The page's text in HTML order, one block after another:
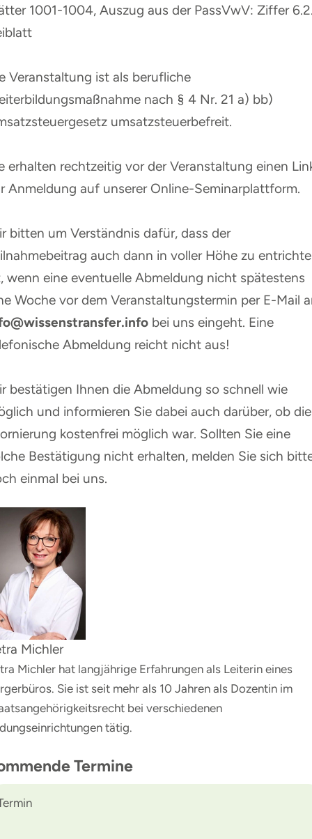
1001-1004, Auszug aus der PassVwV: Ziffer
Veranstaltung ist als berufliche
nach § 4 Nr. 21 a) bb)
umsatzsteuerbefreit.
erhalten rechtzeitig vor der Veranstaltung einen
Anmeldung auf unserer Online-Seminarplattform.
bitten um Verständnis dafür, dass der
auch dann in voller Höhe zu
wenn eine eventuelle Abmeldung nicht spätestens
Woche vor dem Veranstaltungstermin per E-Mail
bei uns eingeht. Eine
Abmeldung reicht nicht aus!
bestätigen Ihnen die Abmeldung so schnell wie
und informieren Sie dabei auch darüber, ob die
kostenfrei möglich war. Sollten Sie eine
Bestätigung nicht erhalten, melden Sie sich
einmal bei uns.
Michler
Michler hat langjährige Erfahrungen als Leiterin eines
Sie ist seit mehr als 10 Jahren als Dozentin im
bei verschiedenen
tätig.
Termine